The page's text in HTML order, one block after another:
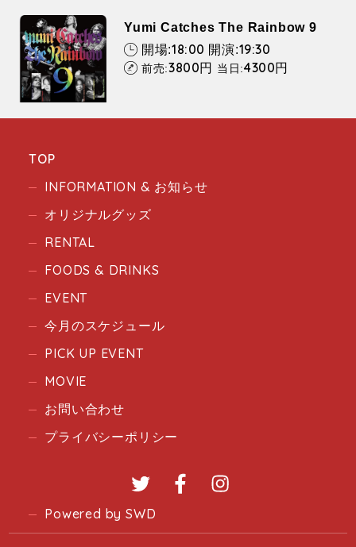
Yumi Catches The Rainbow 9
開場:18:00 開演:19:30
前売:3800円 当日:4300円
TOP
INFORMATION & お知らせ
オリジナルグッズ
RENTAL
FOODS & DRINKS
EVENT
今月のスケジュール
PICK UP EVENT
MOVIE
お問い合わせ
プライバシーポリシー
Twitter Facebook
Powered by SWD